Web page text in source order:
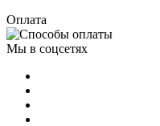
Оплата
Мы в соцсетях